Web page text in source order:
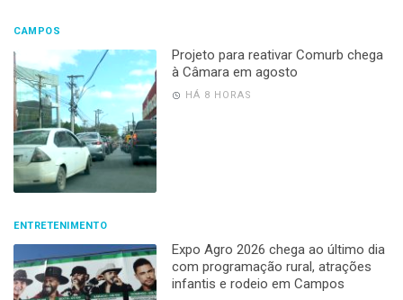
CAMPOS
Projeto para reativar Comurb chega
à Câmara em agosto
HÁ 8 HORAS
ENTRETENIMENTO
Expo Agro 2026 chega ao último dia
com programação rural, atrações
infantis e rodeio em Campos